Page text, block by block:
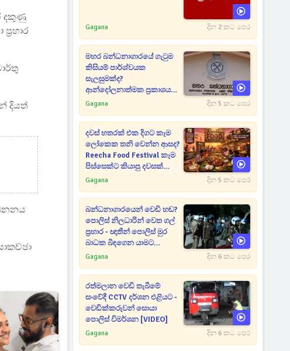
දකුණු
දියත්
Gagana දින 2 කට පෙර
මහර බන්ධනාගාරයේ ගැටුම
කිසියම් පාර්ශ්වයක
සැලසුමක්ද?
ආන්දෝලනාත්මක ප්‍රකාශයක්
එළියට [VIDEO]
Gagana දින 5 කට පෙර
දවස් හතරක් එක දිගට කෑම
ලෝකෙක තනි වෙන්න ආසද?
Reecha Food Festival කෑම
පිස්සෙක්ට කියාපු දවසක්
මෙන්න
Gagana දින 5 කට පෙර
බන්ධනාගාරයෙන් වෙඩි හඬ?
පොලිස් නිලධාරින් වෙත ගල්
ප්‍රහාර - ඥාතීන් පොලිස් මුර
බාධක බිඳගෙන යාමට
උත්සාහයක [VIDEO]
Gagana දින 6 කට පෙර
රත්මලාන වෙඩි තැබීමේ
සංවේදී CCTV දර්ශන එළියට -
වෙඩික්කරුවන් සොයා
පොලිස් විමර්ශන [VIDEO]
Gagana දින 6 කට පෙර